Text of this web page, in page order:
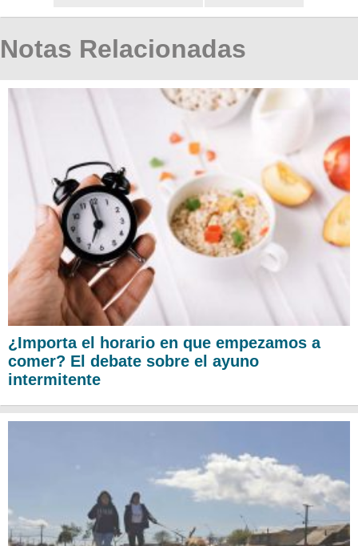
Notas Relacionadas
¿Importa el horario en que empezamos a
comer? El debate sobre el ayuno
intermitente